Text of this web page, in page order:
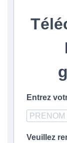
Entrez
Veuillez